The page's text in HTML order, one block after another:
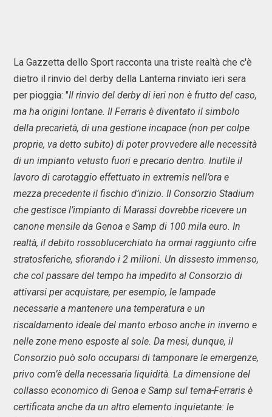
La Gazzetta dello Sport racconta una triste realtà che c'è
dietro il rinvio del derby della Lanterna rinviato ieri sera
per pioggia: "Il rinvio del derby di ieri non è frutto del caso,
ma ha origini lontane. Il Ferraris è diventato il simbolo
della precarietà, di una gestione incapace (non per colpe
proprie, va detto subito) di poter provvedere alle necessità
di un impianto vetusto fuori e precario dentro. Inutile il
lavoro di carotaggio effettuato in extremis nell’ora e
mezza precedente il fischio d’inizio. Il Consorzio Stadium
che gestisce l’impianto di Marassi dovrebbe ricevere un
canone mensile da Genoa e Samp di 100 mila euro. In
realtà, il debito rossoblucerchiato ha ormai raggiunto cifre
stratosferiche, sfiorando i 2 milioni. Un dissesto immenso,
che col passare del tempo ha impedito al Consorzio di
attivarsi per acquistare, per esempio, le lampade
necessarie a mantenere una temperatura e un
riscaldamento ideale del manto erboso anche in inverno e
nelle zone meno esposte al sole. Da mesi, dunque, il
Consorzio può solo occuparsi di tamponare le emergenze,
privo com’è della necessaria liquidità. La dimensione del
collasso economico di Genoa e Samp sul tema-Ferraris è
certificata anche da un altro elemento inquietante: le